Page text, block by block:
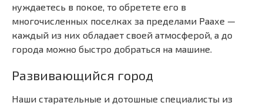
нуждаетесь в покое, то обретете его в
многочисленных поселках за пределами Раахе —
каждый из них обладает своей атмосферой, а до
города можно быстро добраться на машине.
Развивающийся город
Наши старательные и дотошные специалисты из